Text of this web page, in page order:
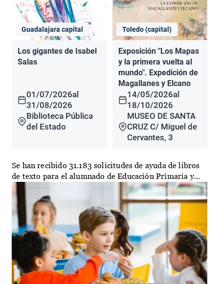
Guadalajara capital
Los gigantes de Isabel
Salas
01/07/2026al
31/08/2026
Biblioteca Pública
del Estado
Toledo (capital)
Exposición "Los Mapas
y la primera vuelta al
mundo". Expedición de
Magallanes y Elcano
14/05/2026al
18/10/2026
MUSEO DE SANTA
CRUZ C/ Miguel de
Cervantes, 3
Se han recibido 31.183 solicitudes de ayuda de libros
de texto para el alumnado de Educación Primaria y...